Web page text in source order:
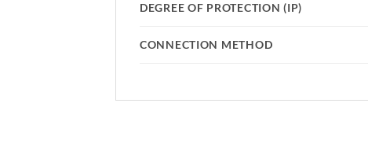
DEGREE OF PROTECTION (IP)
CONNECTION METHOD